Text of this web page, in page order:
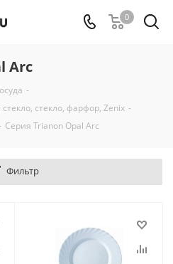
0
Arc
-
стекло, фарфор, Zenix -
Серия Trianon Opal Arc
Фильтр